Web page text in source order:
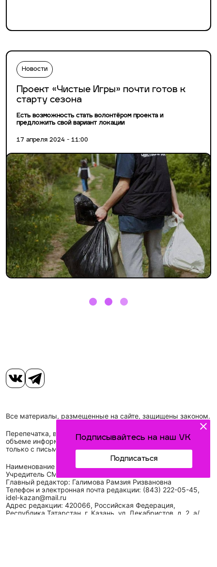
Новости
Проект «Чистые Игры» почти готов к
старту сезона
Есть возможность стать волонтёром проекта и
предложить свой вариант локации
17 апреля 2024 - 11:00
Подписывайтесь на наш VK
Подписаться
Все материалы, размещенные на сайте, защищены законом.
Перепечатка, воспроизведение и распространение в любом
объеме информации, размещенной на сайте, возможна
только с письменного согласия редакций СМИ.
Наименование сетевого издания: Идел-Идель
Учредитель СМИ: АО «ТАТМЕДИА»
Главный редактор: Галимова Рамзия Ризвановна
Телефон и электронная почта редакции: (843) 222-05-45,
idel-kazan@mail.ru
Адрес редакции: 420066, Российская Федерация,
Республика Татарстан, г. Казань, ул. Декабристов, д. 2, а/